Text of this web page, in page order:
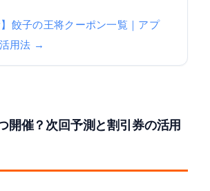
】餃子の王将クーポン一覧｜アプ
用法 →
開催？次回予測と割引券の活用